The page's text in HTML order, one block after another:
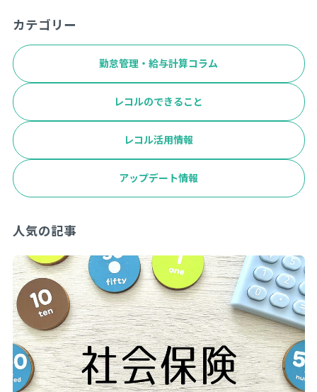
カテゴリー
勤怠管理・給与計算コラム
レコルのできること
レコル活用情報
アップデート情報
人気の記事